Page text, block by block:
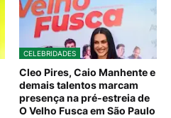
CELEBRIDADES
Cleo Pires, Caio Manhente e
demais talentos marcam
presença na pré-estreia de
O Velho Fusca em São Paulo